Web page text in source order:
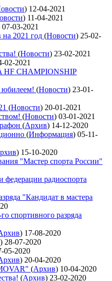
) 12-04-2021
) 11-04-2021
07-03-2021
на 2021 год (Новости) 25-02-
(Новости) 23-02-2021
02-2021
HF CHAMPIONSHIP
юбилеем! (Новости) 23-01-
(Новости) 20-01-2021
(Новости) 03-01-2021
(Архив) 14-12-2020
(Информация) 05-11-
) 15-10-2020
"Мастер спорта России"
федерации радиоспорта
"Кандидат в мастера
спортивного разряда
) 17-08-2020
) 28-07-2020
05-2020
) 20-04-2020
(Архив) 10-04-2020
(Архив) 23-02-2020